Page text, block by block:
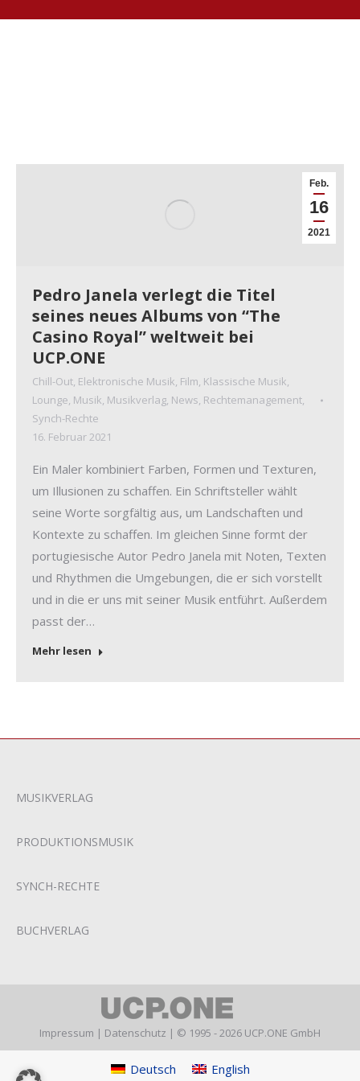
Feb.
16
2021
Pedro Janela verlegt die Titel
seines neues Albums von “The
Casino Royal” weltweit bei
UCP.ONE
Chill-Out, Elektronische Musik, Film, Klassische Musik,
Lounge, Musik, Musikverlag, News, Rechtemanagement,
Synch-Rechte
16. Februar 2021
Ein Maler kombiniert Farben, Formen und Texturen,
um Illusionen zu schaffen. Ein Schriftsteller wählt
seine Worte sorgfältig aus, um Landschaften und
Kontexte zu schaffen. Im gleichen Sinne formt der
portugiesische Autor Pedro Janela mit Noten, Texten
und Rhythmen die Umgebungen, die er sich vorstellt
und in die er uns mit seiner Musik entführt. Außerdem
passt der…
Mehr lesen
MUSIKVERLAG
PRODUKTIONSMUSIK
SYNCH-RECHTE
BUCHVERLAG
Impressum | Datenschutz | © 1995 - 2026 UCP.ONE GmbH
Deutsch English